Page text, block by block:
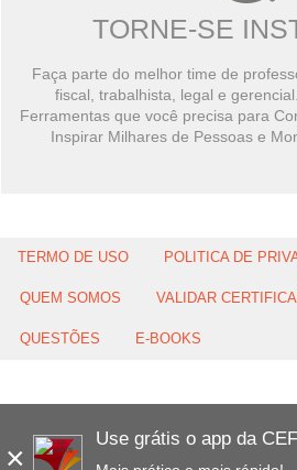
×
Use grátis o app da
TORNE-SE
Faça parte do melhor time de
fiscal, trabalhista, legal e
Ferramentas que você precisa para
Inspirar Milhares de Pessoas e
TERMO DE USO POLITICA DE
QUEM SOMOS VALIDAR
QUESTÕES E-BOOKS